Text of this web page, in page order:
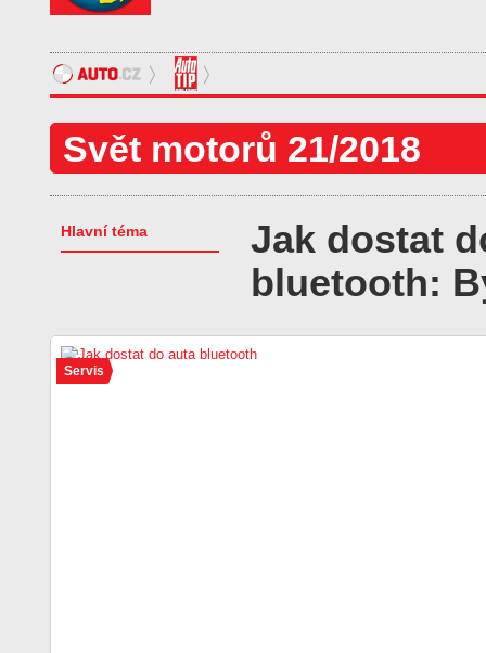
Svět motorů 21/2018
Jak dostat
bluetooth:
Hlavní téma
Servis